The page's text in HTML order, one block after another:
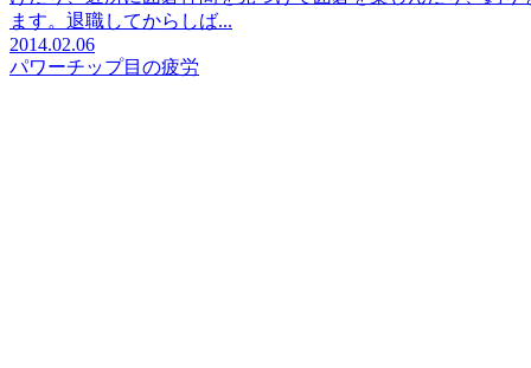
ます。退職してからしば...
2014.02.06
パワーチップ目の疲労